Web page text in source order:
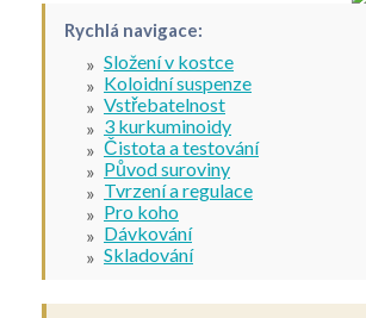
Rychlá navigace:
Složení v kostce
Koloidní suspenze
Vstřebatelnost
3 kurkuminoidy
Čistota a testování
Původ suroviny
Tvrzení a regulace
Pro koho
Dávkování
Skladování